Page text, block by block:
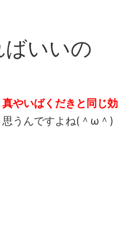
いいの
やいばくだきと同じ効
思うんですよね(＾ω＾)